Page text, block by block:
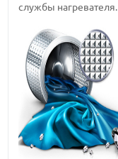
службы нагревателя.